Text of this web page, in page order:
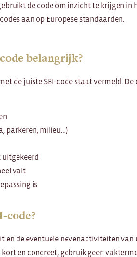
de code om inzicht te krijgen in
aan op Europese standaarden.
belangrijk?
de juiste SBI-code staat vermeld. De
parkeren, milieu…)
uitgekeerd
valt
is
code?
en de eventuele nevenactiviteiten
en concreet, gebruik geen